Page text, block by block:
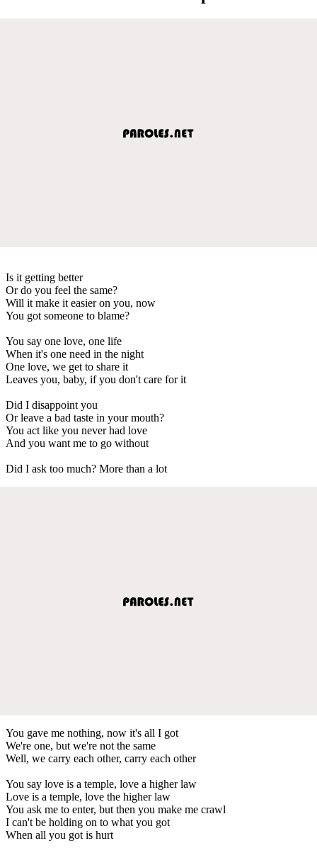
Is it getting better
Or do you feel the same?
Will it make it easier on you, now
You got someone to blame?
You say one love, one life
When it's one need in the night
One love, we get to share it
Leaves you, baby, if you don't care for it
Did I disappoint you
Or leave a bad taste in your mouth?
You act like you never had love
And you want me to go without
Did I ask too much? More than a lot
You gave me nothing, now it's all I got
We're one, but we're not the same
Well, we carry each other, carry each other
You say love is a temple, love a higher law
Love is a temple, love the higher law
You ask me to enter, but then you make me crawl
I can't be holding on to what you got
When all you got is hurt